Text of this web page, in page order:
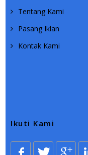
Tentang Kami
Pasang Iklan
Kontak Kami
Ikuti Kami